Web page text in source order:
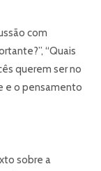
com
“Quais
querem ser no
e o pensamento
sobre a